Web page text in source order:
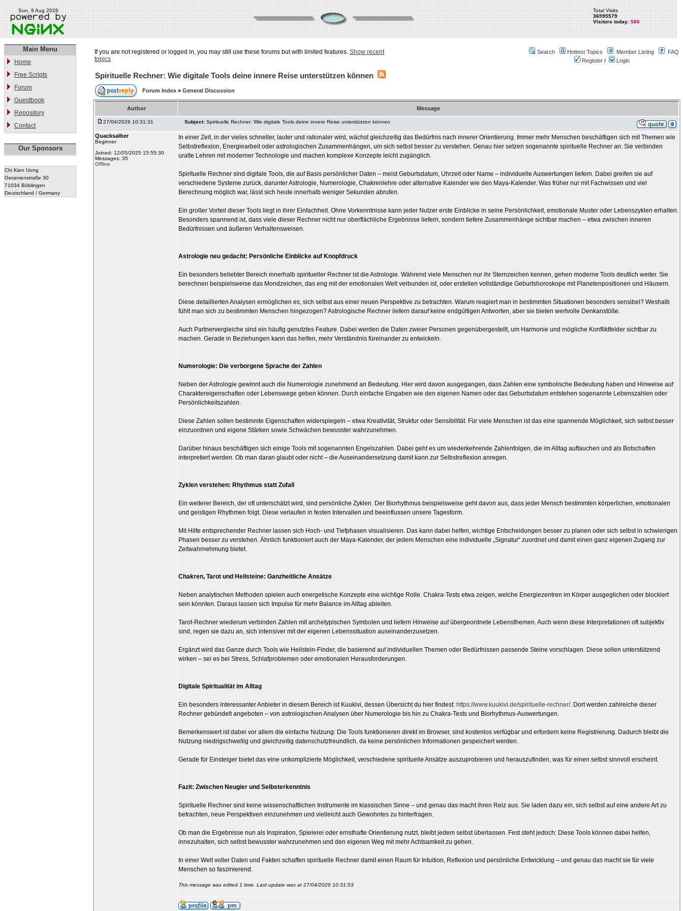
Sun, 9 Aug 2026
Total Visits
36595579
Visitors today: 586
Main Menu
Home
Free Scripts
Forum
Guestbook
Repository
Contact
Our Sponsors
Chi Kien Uong
Geranienstraße 30
71034 Böblingen
Deutschland / Germany
If you are not registered or logged in, you may still use these forums but with limited features. Show recent
topics
Search Hottest Topics Member Listing
FAQ
Register / Login
Spirituelle Rechner: Wie digitale Tools deine innere Reise unterstützen können
Forum Index » General Discussion
Author Message
27/04/2026 10:31:31 Subject: Spirituelle Rechner: Wie digitale Tools deine innere Reise unterstützen können
Quacksalber
Beginner
Joined: 12/05/2025 15:55:30
Messages: 35
Offline
In einer Zeit, in der vieles schneller, lauter und rationaler wird, wächst gleichzeitig das Bedürfnis nach innerer Orientierung. Immer mehr Menschen beschäftigen sich mit Themen wie
Selbstreflexion, Energiearbeit oder astrologischen Zusammenhängen, um sich selbst besser zu verstehen. Genau hier setzen sogenannte spirituelle Rechner an: Sie verbinden
uralte Lehren mit moderner Technologie und machen komplexe Konzepte leicht zugänglich.
Spirituelle Rechner sind digitale Tools, die auf Basis persönlicher Daten – meist Geburtsdatum, Uhrzeit oder Name – individuelle Auswertungen liefern. Dabei greifen sie auf
verschiedene Systeme zurück, darunter Astrologie, Numerologie, Chakrenlehre oder alternative Kalender wie den Maya-Kalender. Was früher nur mit Fachwissen und viel
Berechnung möglich war, lässt sich heute innerhalb weniger Sekunden abrufen.
Ein großer Vorteil dieser Tools liegt in ihrer Einfachheit. Ohne Vorkenntnisse kann jeder Nutzer erste Einblicke in seine Persönlichkeit, emotionale Muster oder Lebenszyklen erhalten.
Besonders spannend ist, dass viele dieser Rechner nicht nur oberflächliche Ergebnisse liefern, sondern tiefere Zusammenhänge sichtbar machen – etwa zwischen inneren
Bedürfnissen und äußeren Verhaltensweisen.
Astrologie neu gedacht: Persönliche Einblicke auf Knopfdruck
Ein besonders beliebter Bereich innerhalb spiritueller Rechner ist die Astrologie. Während viele Menschen nur ihr Sternzeichen kennen, gehen moderne Tools deutlich weiter. Sie
berechnen beispielsweise das Mondzeichen, das eng mit der emotionalen Welt verbunden ist, oder erstellen vollständige Geburtshoroskope mit Planetenpositionen und Häusern.
Diese detaillierten Analysen ermöglichen es, sich selbst aus einer neuen Perspektive zu betrachten. Warum reagiert man in bestimmten Situationen besonders sensibel? Weshalb
fühlt man sich zu bestimmten Menschen hingezogen? Astrologische Rechner liefern darauf keine endgültigen Antworten, aber sie bieten wertvolle Denkanstöße.
Auch Partnervergleiche sind ein häufig genutztes Feature. Dabei werden die Daten zweier Personen gegenübergestellt, um Harmonie und mögliche Konfliktfelder sichtbar zu
machen. Gerade in Beziehungen kann das helfen, mehr Verständnis füreinander zu entwickeln.
Numerologie: Die verborgene Sprache der Zahlen
Neben der Astrologie gewinnt auch die Numerologie zunehmend an Bedeutung. Hier wird davon ausgegangen, dass Zahlen eine symbolische Bedeutung haben und Hinweise auf
Charaktereigenschaften oder Lebenswege geben können. Durch einfache Eingaben wie den eigenen Namen oder das Geburtsdatum entstehen sogenannte Lebenszahlen oder
Persönlichkeitszahlen.
Diese Zahlen sollen bestimmte Eigenschaften widerspiegeln – etwa Kreativität, Struktur oder Sensibilität. Für viele Menschen ist das eine spannende Möglichkeit, sich selbst besser
einzuordnen und eigene Stärken sowie Schwächen bewusster wahrzunehmen.
Darüber hinaus beschäftigen sich einige Tools mit sogenannten Engelszahlen. Dabei geht es um wiederkehrende Zahlenfolgen, die im Alltag auftauchen und als Botschaften
interpretiert werden. Ob man daran glaubt oder nicht – die Auseinandersetzung damit kann zur Selbstreflexion anregen.
Zyklen verstehen: Rhythmus statt Zufall
Ein weiterer Bereich, der oft unterschätzt wird, sind persönliche Zyklen. Der Biorhythmus beispielsweise geht davon aus, dass jeder Mensch bestimmten körperlichen, emotionalen
und geistigen Rhythmen folgt. Diese verlaufen in festen Intervallen und beeinflussen unsere Tagesform.
Mit Hilfe entsprechender Rechner lassen sich Hoch- und Tiefphasen visualisieren. Das kann dabei helfen, wichtige Entscheidungen besser zu planen oder sich selbst in schwierigen
Phasen besser zu verstehen. Ähnlich funktioniert auch der Maya-Kalender, der jedem Menschen eine individuelle „Signatur“ zuordnet und damit einen ganz eigenen Zugang zur
Zeitwahrnehmung bietet.
Chakren, Tarot und Heilsteine: Ganzheitliche Ansätze
Neben analytischen Methoden spielen auch energetische Konzepte eine wichtige Rolle. Chakra-Tests etwa zeigen, welche Energiezentren im Körper ausgeglichen oder blockiert
sein könnten. Daraus lassen sich Impulse für mehr Balance im Alltag ableiten.
Tarot-Rechner wiederum verbinden Zahlen mit archetypischen Symbolen und liefern Hinweise auf übergeordnete Lebensthemen. Auch wenn diese Interpretationen oft subjektiv
sind, regen sie dazu an, sich intensiver mit der eigenen Lebenssituation auseinanderzusetzen.
Ergänzt wird das Ganze durch Tools wie Heilstein-Finder, die basierend auf individuellen Themen oder Bedürfnissen passende Steine vorschlagen. Diese sollen unterstützend
wirken – sei es bei Stress, Schlafproblemen oder emotionalen Herausforderungen.
Digitale Spiritualität im Alltag
Ein besonders interessanter Anbieter in diesem Bereich ist Kuukivi, dessen Übersicht du hier findest: https://www.kuukivi.de/spirituelle-rechner/. Dort werden zahlreiche dieser
Rechner gebündelt angeboten – von astrologischen Analysen über Numerologie bis hin zu Chakra-Tests und Biorhythmus-Auswertungen.
Bemerkenswert ist dabei vor allem die einfache Nutzung: Die Tools funktionieren direkt im Browser, sind kostenlos verfügbar und erfordern keine Registrierung. Dadurch bleibt die
Nutzung niedrigschwellig und gleichzeitig datenschutzfreundlich, da keine persönlichen Informationen gespeichert werden.
Gerade für Einsteiger bietet das eine unkomplizierte Möglichkeit, verschiedene spirituelle Ansätze auszuprobieren und herauszufinden, was für einen selbst sinnvoll erscheint.
Fazit: Zwischen Neugier und Selbsterkenntnis
Spirituelle Rechner sind keine wissenschaftlichen Instrumente im klassischen Sinne – und genau das macht ihren Reiz aus. Sie laden dazu ein, sich selbst auf eine andere Art zu
betrachten, neue Perspektiven einzunehmen und vielleicht auch Gewohntes zu hinterfragen.
Ob man die Ergebnisse nun als Inspiration, Spielerei oder ernsthafte Orientierung nutzt, bleibt jedem selbst überlassen. Fest steht jedoch: Diese Tools können dabei helfen,
innezuhalten, sich selbst bewusster wahrzunehmen und den eigenen Weg mit mehr Achtsamkeit zu gehen.
In einer Welt voller Daten und Fakten schaffen spirituelle Rechner damit einen Raum für Intuition, Reflexion und persönliche Entwicklung – und genau das macht sie für viele
Menschen so faszinierend.
This message was edited 1 time. Last update was at 27/04/2026 10:31:53